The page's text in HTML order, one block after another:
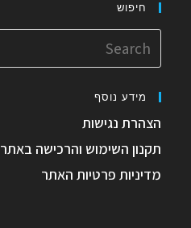
חיפוש
Search
for:
מידע נוסף
הצהרת נגישות
תקנון השימוש והרכישה באתר
מדיניות פרטיות האתר